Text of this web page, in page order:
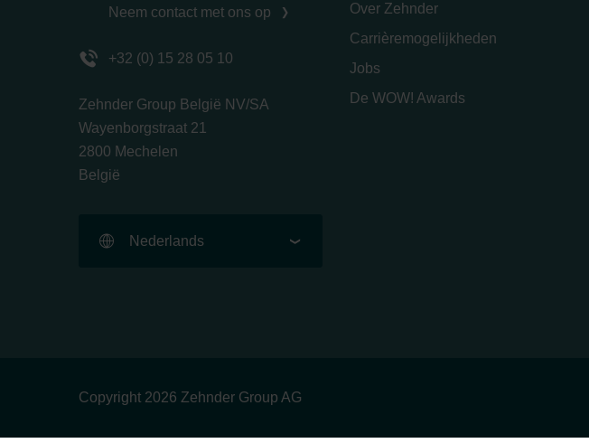
Neem contact met ons op
+32 (0) 15 28 05 10
Zehnder Group België NV/SA
Wayenborgstraat 21
2800 Mechelen
België
Nederlands
Over Zehnder
Carrièremogelijkheden
Jobs
De WOW! Awards
Copyright 2026 Zehnder Group AG